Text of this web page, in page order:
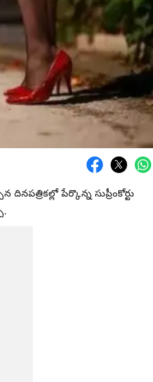
పేర్కొన్న సుప్రీంకోర్టు